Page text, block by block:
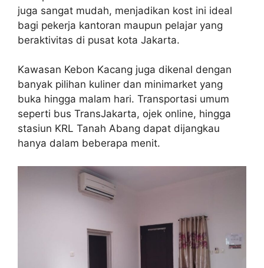
juga sangat mudah, menjadikan kost ini ideal
bagi pekerja kantoran maupun pelajar yang
beraktivitas di pusat kota Jakarta.
Kawasan Kebon Kacang juga dikenal dengan
banyak pilihan kuliner dan minimarket yang
buka hingga malam hari. Transportasi umum
seperti bus TransJakarta, ojek online, hingga
stasiun KRL Tanah Abang dapat dijangkau
hanya dalam beberapa menit.